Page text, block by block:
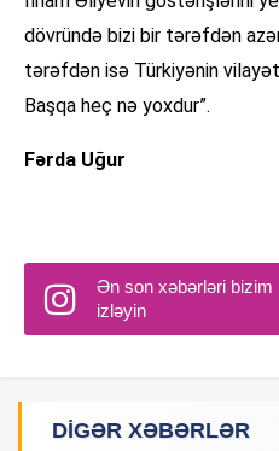
dövründə bizi bir tərəfdən
tərəfdən isə Türkiyənin
Başqa heç nə yoxdur”.
Fərda Uğur
Ən son xəbərləri bizim
izləyin
DIGƏR XƏBƏRLƏR